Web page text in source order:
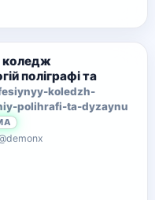
коледж
поліграфі та
koledzh-
polihrafi-ta-dyzaynu